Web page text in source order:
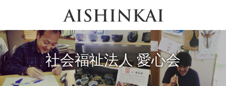
社会福祉法人 愛心会